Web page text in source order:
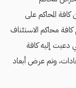
المحاكم على
محاكم الاستئناف
إليه كافة
وتم عرض أبعاد